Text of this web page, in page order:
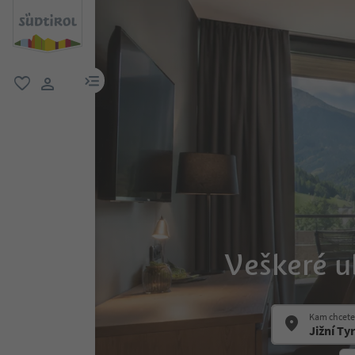
odkaz na menu
Veškeré
Kam